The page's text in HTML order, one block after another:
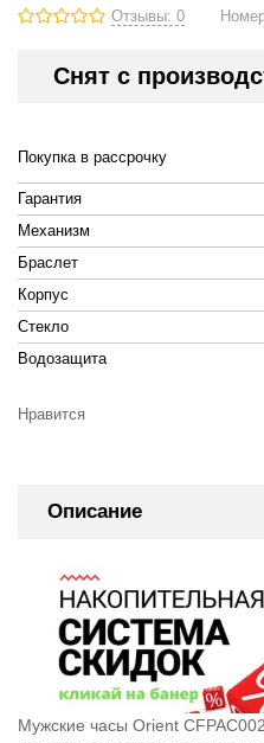
Отзывы: 0
Снят с
Покупка в рассрочку
Гарантия
Механизм
Браслет
Корпус
Стекло
Водозащита
Нравится
Описание
Мужские часы Orient